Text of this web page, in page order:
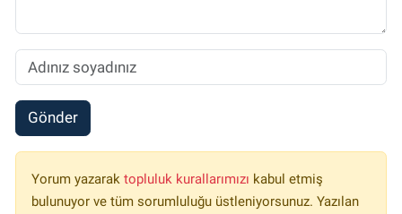
Gönder
Yorum yazarak topluluk kurallarımızı kabul etmiş
bulunuyor ve tüm sorumluluğu üstleniyorsunuz. Yazılan